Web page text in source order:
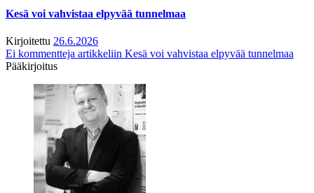
Kesä voi vahvistaa elpyvää tunnelmaa
Kirjoitettu 26.6.2026
Ei kommentteja artikkeliin Kesä voi vahvistaa elpyvää tunnelmaa
Pääkirjoitus